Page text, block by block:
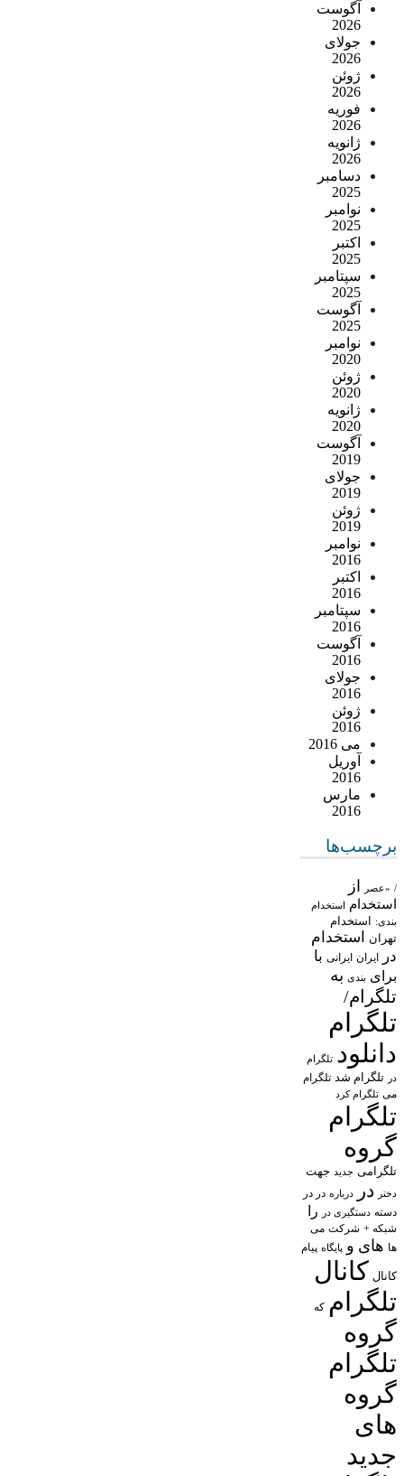
آگوست
2026
جولای
2026
ژوئن
2026
فوریه
2026
ژانویه
2026
دسامبر
2025
نوامبر
2025
اکتبر
2025
سپتامبر
2025
آگوست
2025
نوامبر
2020
ژوئن
2020
ژانویه
2020
آگوست
2019
جولای
2019
ژوئن
2019
نوامبر
2016
اکتبر
2016
سپتامبر
2016
آگوست
2016
جولای
2016
ژوئن
2016
می 2016
آوریل
2016
مارس
2016
برچسب‌ها
/ «عصر از
استخدام استخدام
بندی: استخدام
تهران
استخدام
در
ایران ایرانی با
برای بندی به
تلگرام/
تلگرام
دانلود تلگرام
در تلگرام شد تلگرام
می تلگرام کرد
تلگرام
گروه
تلگرامی جدید جهت
دختر در درباره در در
دسته دستگیری در را
شبکه + شرکت می
ها های و پایگاه پیام
کانال کانال
تلگرام که
گروه
تلگرام
گروه
های
جدید